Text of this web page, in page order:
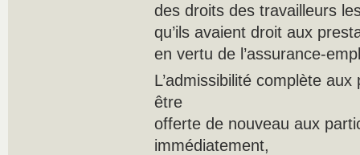
des droits des travailleurs
qu’ils avaient droit aux
en vertu de l’assurance-
L’admissibilité complète
être
offerte de nouveau aux
immédiatement,